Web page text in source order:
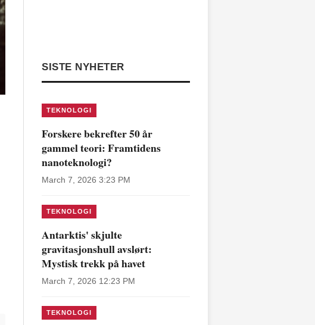
SISTE NYHETER
TEKNOLOGI
Forskere bekrefter 50 år
gammel teori: Framtidens
nanoteknologi?
March 7, 2026 3:23 PM
TEKNOLOGI
Antarktis' skjulte
gravitasjonshull avslørt:
Mystisk trekk på havet
March 7, 2026 12:23 PM
TEKNOLOGI